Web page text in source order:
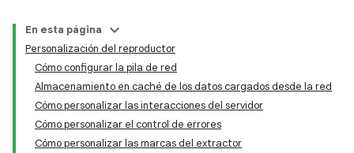
En esta página
Personalización del reproductor
Cómo configurar la pila de red
Almacenamiento en caché de los datos cargados desde la red
Cómo personalizar las interacciones del servidor
Cómo personalizar el control de errores
Cómo personalizar las marcas del extractor